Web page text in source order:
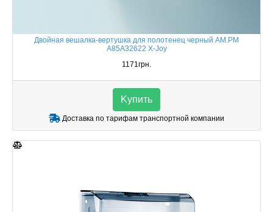
Двойная вешалка-вертушка для полотенец черный AM.PM
A85A32622 X-Joy
1171грн.
Kупить
Доставка по тарифам транспортной компании